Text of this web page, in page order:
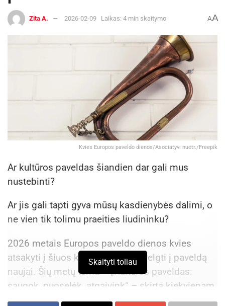
Zita A. 2026-02-09 Laikas: 4 min skaitymo AA
Kvies Europos paveldo dienos/Asociatyvi nuotr./Freepik
Ar kultūros paveldas šiandien dar gali mus
nustebinti?
Ar jis gali tapti gyva mūsų kasdienybės dalimi, o
ne vien tik tolimu praeities liudininku?
2026 metais Europos paveldo dienos kvies
atsakyti į šiuos klausimus ir pažvelgti į paveldą
naujai. Šių metų tema – „Kultūros paveldas:
saugok, puoselėk, atgaivink“ – skirta kiekvienam
iš mūsų, nes paveldas gyvas tiek, kiek mes jį
Skaityti toliau